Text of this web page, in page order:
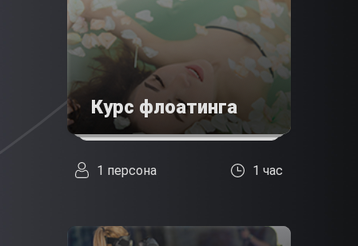
Курс флоатинга
1 персона 1 час